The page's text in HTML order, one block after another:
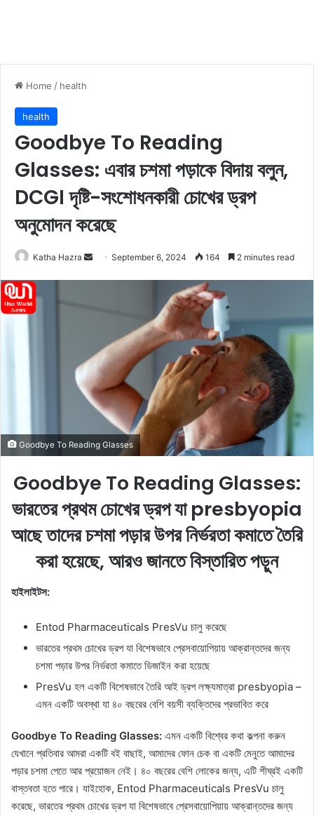
Home / health
health
Goodbye To Reading
Glasses: এবার চশমা পড়াকে বিদায় বলুন,
DCGI দৃষ্টি-সংশোধনকারী চোখের ড্রপ
অনুমোদন করেছে
Katha Hazra
e
m
i
September 6, 2024 164 2 minutes read
Goodbye To Reading Glasses
Goodbye To Reading Glasses:
ভারতের প্রথম চোখের ড্রপ যা presbyopia
আছে তাদের চশমা পড়ার উপর নির্ভরতা কমাতে তৈরি
করা হয়েছে, আরও জানতে বিস্তারিত পড়ুন
হাইলাইটস:
Entod Pharmaceuticals PresVu চালু করেছে
ভারতের প্রথম চোখের ড্রপ যা বিশেষভাবে প্রেসবায়োপিয়ায় আক্রান্তদের জন্য
চশমা পড়ার উপর নির্ভরতা কমাতে ডিজাইন করা হয়েছে
PresVu হল একটি বিশেষভাবে তৈরি আই ড্রপ লক্ষ্যমাত্রা presbyopia –
এমন একটি অবস্থা যা ৪০ বছরের বেশি বয়সী ব্যক্তিদের প্রভাবিত করে
Goodbye To Reading Glasses: এমন একটি বিশ্বের কথা কল্পনা করুন
যেখানে প্রতিবার আমরা একটি বই বাছাই, আমাদের ফোন চেক বা একটি মেনুতে আমাদের
পড়ার চশমা পেতে আর প্রয়োজন নেই। ৪০ বছরের বেশি লোকের জন্য, এটি শীঘ্রই একটি
বাস্তবতা হতে পারে। যাইহোক, Entod Pharmaceuticals PresVu চালু
করেছে, ভারতের প্রথম চোখের ড্রপ যা বিশেষভাবে প্রেসবায়োপিয়ায় আক্রান্তদের জন্য